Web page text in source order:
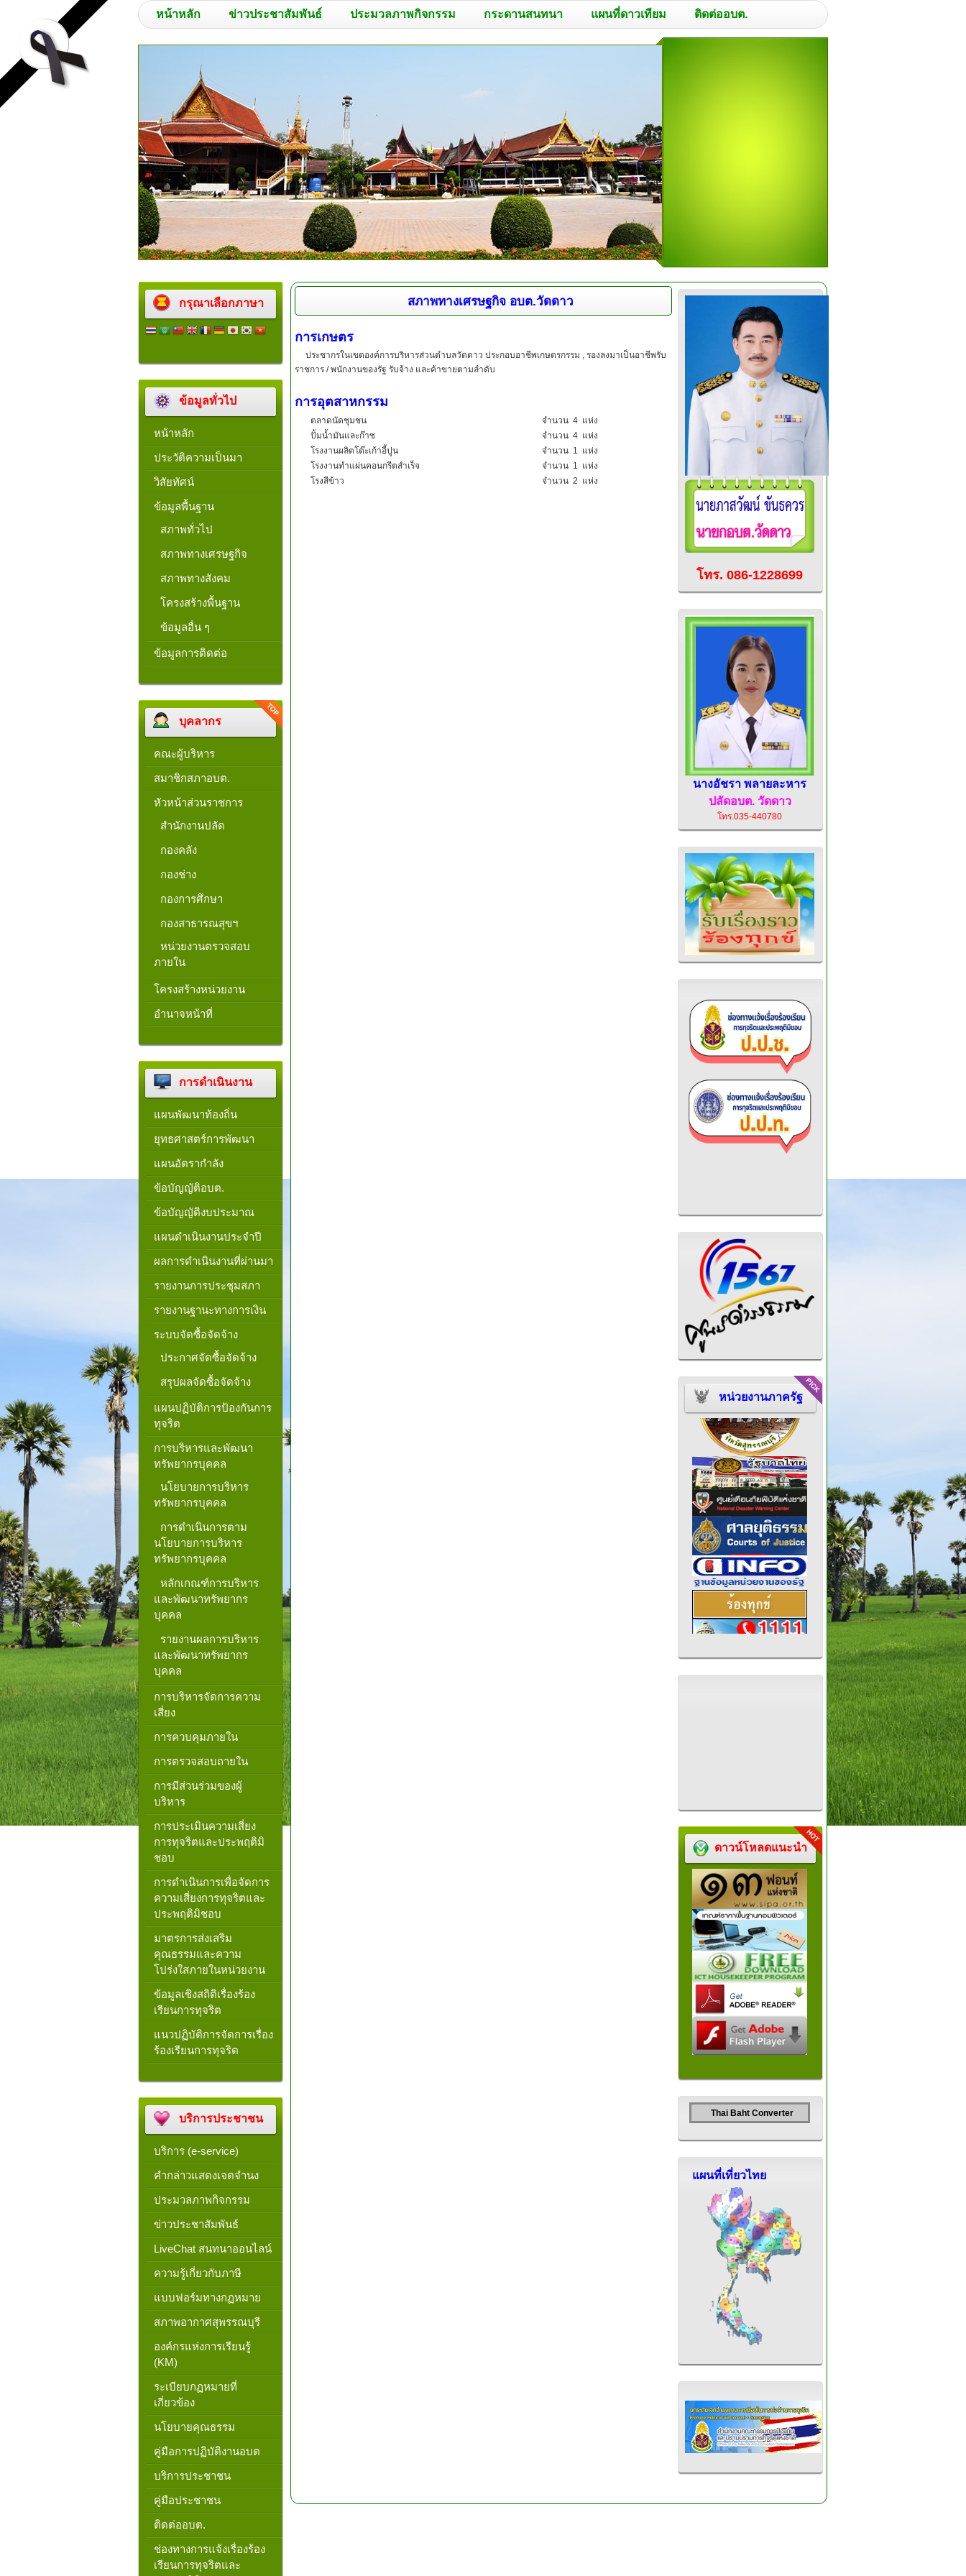
หน้าหลัก ข่าวประชาสัมพันธ์ ประมวลภาพกิจกรรม กระดานสนทนา แผนที่ดาวเทียม ติดต่ออบต.
กรุณาเลือกภาษา
ข้อมูลทั่วไป
หน้าหลัก
ประวัติความเป็นมา
วิสัยทัศน์
ข้อมูลพื้นฐาน
สภาพทั่วไป
สภาพทางเศรษฐกิจ
สภาพทางสังคม
โครงสร้างพื้นฐาน
ข้อมูลอื่น ๆ
ข้อมูลการติดต่อ
บุคลากร
คณะผู้บริหาร
สมาชิกสภาอบต.
หัวหน้าส่วนราชการ
สำนักงานปลัด
กองคลัง
กองช่าง
กองการศึกษา
กองสาธารณสุขฯ
หน่วยงานตรวจสอบ
ภายใน
โครงสร้างหน่วยงาน​
อำนาจหน้าที่
การดำเนินงาน
แผนพัฒนาท้องถิ่น
ยุทธศาสตร์การพัฒนา
แผนอัตรากำลัง
ข้อบัญญัติอบต.
ข้อบัญญัติงบประมาณ
แผนดำเนินงานประจำปี
ผลการดำเนินงานที่ผ่านมา
รายงานการประชุมสภา
รายงานฐานะทางการเงิน
ระบบจัดซื้อจัดจ้าง
ประกาศจัดซื้อจัดจ้าง
สรุปผลจัดซื้อจัดจ้าง
แผนปฏิบัติการป้องกันการ
ทุจริต
การบริหารและพัฒนา
ทรัพยากรบุคคล
นโยบายการบริหาร
ทรัพยากรบุคคล
การดำเนินการตาม
นโยบายการบริหาร
ทรัพยากรบุคคล
หลักเกณฑ์การบริหาร
และพัฒนาทรัพยากร
บุคคล
รายงานผลการบริหาร
และพัฒนาทรัพยากร
บุคคล
การบริหารจัดการความ
เสี่ยง
การควบคุมภายใน
การตรวจสอบถายใน
การมีส่วนร่วมของผู้
บริหาร
การประเมินความเสี่ยง
การทุจริตและประพฤติมิ
ชอบ
การดำเนินการเพื่อจัดการ
ความเสี่ยงการทุจริตและ
ประพฤติมิชอบ
มาตรการส่งเสริม
คุณธรรมและความ
โปร่งใสภายในหน่วยงาน
ข้อมูลเชิงสถิติเรื่องร้อง
เรียนการทุจริต
แนวปฏิบัติการจัดการเรื่อง
ร้องเรียนการทุจริต
บริการประชาชน
บริการ (e-service)
คำกล่าวแสดงเจตจำนง
ประมวลภาพกิจกรรม
ข่าวประชาสัมพันธ์
LiveChat สนทนาออนไลน์
ความรู้เกี่ยวกับภาษี
แบบฟอร์มทางกฏหมาย
สภาพอากาศสุพรรณบุรี
องค์กรแห่งการเรียนรู้
(KM)
ระเบียบกฏหมายที่
เกี่ยวข้อง
นโยบายคุณธรรม
คู่มือการปฏิบัติงานอบต
บริการประชาชน
คู่มือประชาชน
ติดต่ออบต.
ช่องทางการแจ้งเรื่องร้อง
เรียนการทุจริตและ
สภาพทางเศรษฐกิจ อบต.วัดดาว
การเกษตร
ประชากรในเขตองค์การบริหารส่วนตำบลวัดดาว ประกอบอาชีพเกษตรกรรม , รองลงมาเป็นอาชีพรับ
ราชการ / พนักงานของรัฐ รับจ้าง และค้าขายตามลำดับ
การอุตสาหกรรม
ตลาดนัดชุมชน
จำนวน 4 แห่ง
ปั้มน้ำมันและก๊าซ
จำนวน 4 แห่ง
โรงงานผลิตโต๊ะเก้าอี้ปูน
จำนวน 1 แห่ง
โรงงานทำแผ่นคอนกรีตสำเร็จ
จำนวน 1 แห่ง
โรงสีข้าว
จำนวน 2 แห่ง
โทร. 086-1228699
นางอัชรา พลายละหาร
ปลัดอบต. วัดดาว
โทร.035-440780
หน่วยงานภาครัฐ
ดาวน์โหลดแนะนำ
Thai Baht Converter
แผนที่เที่ยวไทย